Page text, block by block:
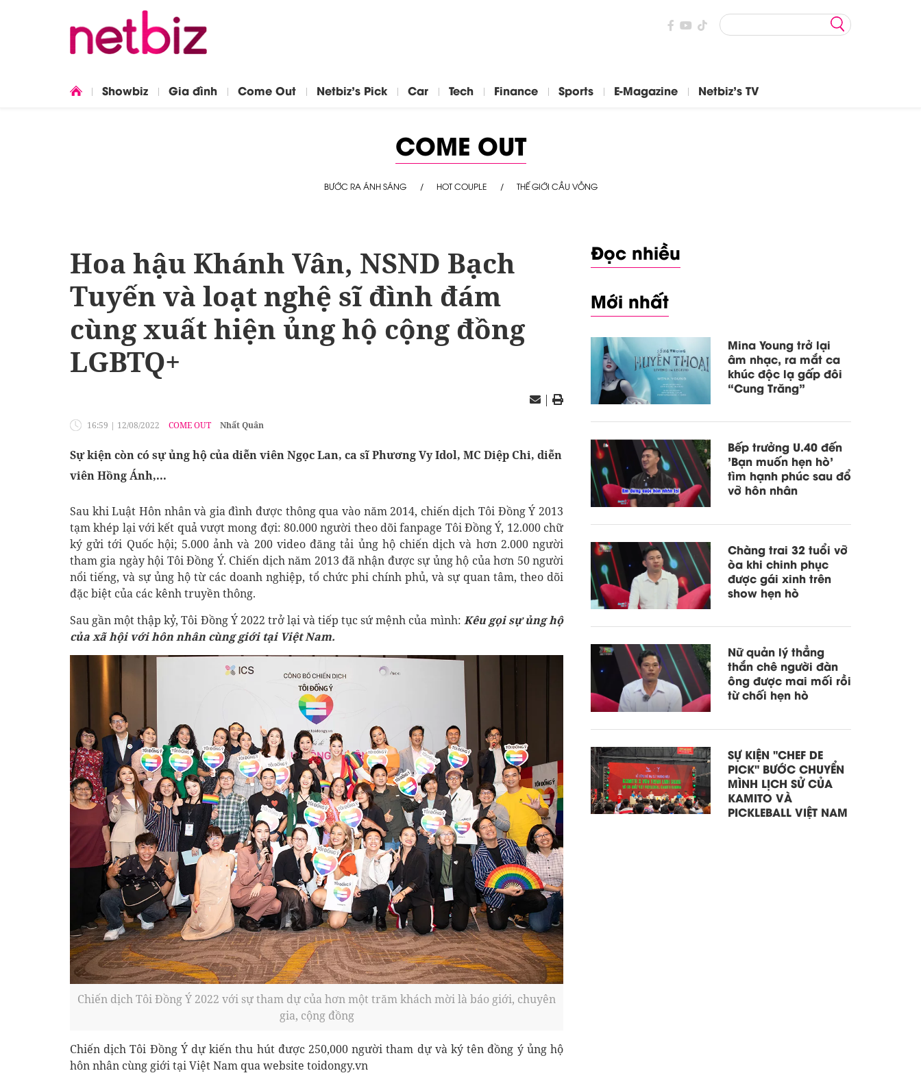
Showbiz Gia đình Come Out Netbiz's Pick Car Tech Finance Sports E-Magazine Netbiz's TV
COME OUT
BƯỚC RA ÁNH SÁNG HOT COUPLE THẾ GIỚI CẦU VỒNG
Hoa hậu Khánh Vân, NSND Bạch
Tuyến và loạt nghệ sĩ đình đám
cùng xuất hiện ủng hộ cộng đồng
LGBTQ+
|
16:59 | 12/08/2022 COME OUT Nhất Quân
Sự kiện còn có sự ủng hộ của diễn viên Ngọc Lan, ca sĩ Phương Vy Idol, MC Diệp Chi, diễn
viên Hồng Ánh,...
Sau khi Luật Hôn nhân và gia đình được thông qua vào năm 2014, chiến dịch Tôi Đồng Ý 2013
tạm khép lại với kết quả vượt mong đợi: 80.000 người theo dõi fanpage Tôi Đồng Ý, 12.000 chữ
ký gửi tới Quốc hội; 5.000 ảnh và 200 video đăng tải ủng hộ chiến dịch và hơn 2.000 người
tham gia ngày hội Tôi Đồng Ý. Chiến dịch năm 2013 đã nhận được sự ủng hộ của hơn 50 người
nổi tiếng, và sự ủng hộ từ các doanh nghiệp, tổ chức phi chính phủ, và sự quan tâm, theo dõi
đặc biệt của các kênh truyền thông.
Sau gần một thập kỷ, Tôi Đồng Ý 2022 trở lại và tiếp tục sứ mệnh của mình: Kêu gọi sự ủng hộ
của xã hội với hôn nhân cùng giới tại Việt Nam.
Chiến dịch Tôi Đồng Ý 2022 với sự tham dự của hơn một trăm khách mời là báo giới, chuyên
gia, cộng đồng
Chiến dịch Tôi Đồng Ý dự kiến thu hút được 250,000 người tham dự và ký tên đồng ý ủng hộ
hôn nhân cùng giới tại Việt Nam qua website toidongy.vn
Đọc nhiều
Mới nhất
Mina Young trở lại
âm nhạc, ra mắt ca
khúc độc lạ gấp đôi
“Cung Trăng”
Bếp trưởng U.40 đến
'Bạn muốn hẹn hò'
tìm hạnh phúc sau đổ
vỡ hôn nhân
Chàng trai 32 tuổi vỡ
òa khi chinh phục
được gái xinh trên
show hẹn hò
Nữ quản lý thẳng
thắn chê người đàn
ông được mai mối rồi
từ chối hẹn hò
SỰ KIỆN "CHEF DE
PICK" BƯỚC CHUYỂN
MÌNH LỊCH SỬ CỦA
KAMITO VÀ
PICKLEBALL VIỆT NAM